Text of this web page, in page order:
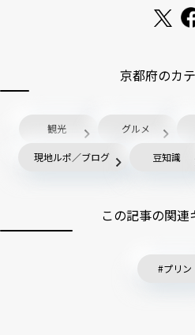
京都府のカ
観光 グルメ
現地ルポ／ブログ 豆知識
この記事の関連
プリン